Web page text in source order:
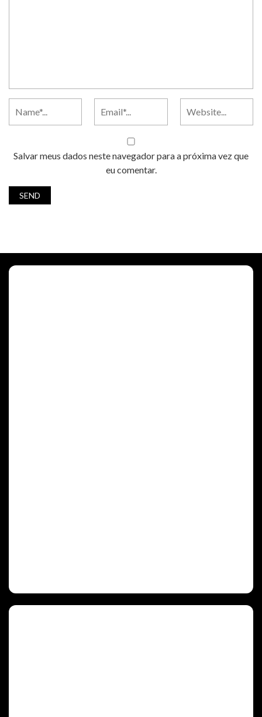
Salvar meus dados neste navegador para a próxima vez que
eu comentar.